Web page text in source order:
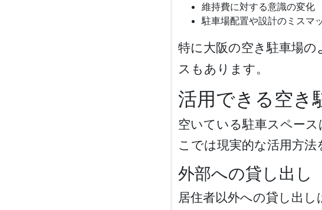
維持費に対する意識の変化
駐車場配置や設計のミスマ
特に大阪の空き駐車場の
スもあります。
活用できる空き
空いている駐車スペー
こでは現実的な活用方法
外部への貸し出し
居住者以外への貸し出